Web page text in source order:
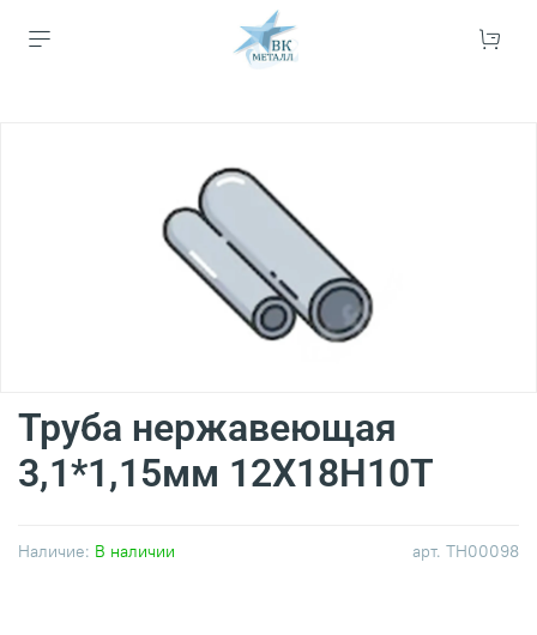
арт. ТН00098
Наличие: В наличии
Труба нержавеющая
3,1*1,15мм 12Х18Н10Т